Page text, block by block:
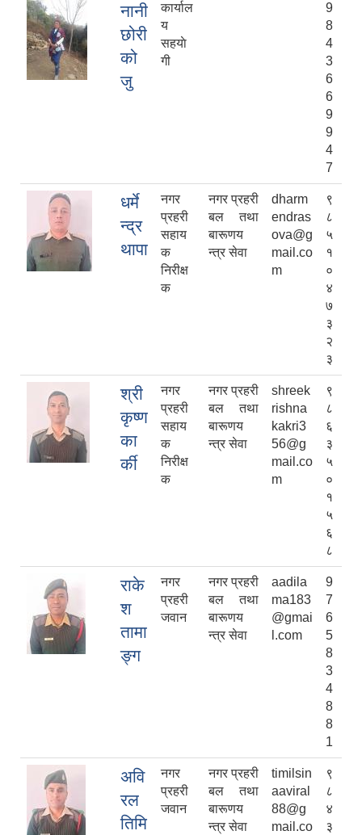
नानी
छोरी
को
जु
कार्याल
य
सहयाे
गी
9
8
4
3
6
6
9
9
4
7
धर्मे
न्द्र
थापा
नगर
प्रहरी
सहाय
क
निरीक्ष
क
नगर प्रहरी
बल तथा
बारूणय
न्त्र सेवा
dharm
endras
ova@g
mail.co
m
९
८
५
१
०
४
७
३
२
३
श्री
कृष्ण
का
र्की
नगर
प्रहरी
सहाय
क
निरीक्ष
क
नगर प्रहरी
बल तथा
बारूणय
न्त्र सेवा
shreek
rishna
kakri3
56@g
mail.co
m
९
८
६
३
५
०
१
५
६
८
राके
श
तामा
ङ्ग
नगर
प्रहरी
जवान
नगर प्रहरी
बल तथा
बारूणय
न्त्र सेवा
aadila
ma183
@gmai
l.com
9
7
6
5
8
3
4
8
8
1
अवि
रल
तिमि
नगर
प्रहरी
जवान
नगर प्रहरी
बल तथा
बारूणय
न्त्र सेवा
timilsin
aaviral
88@g
mail.co
९
८
४
३